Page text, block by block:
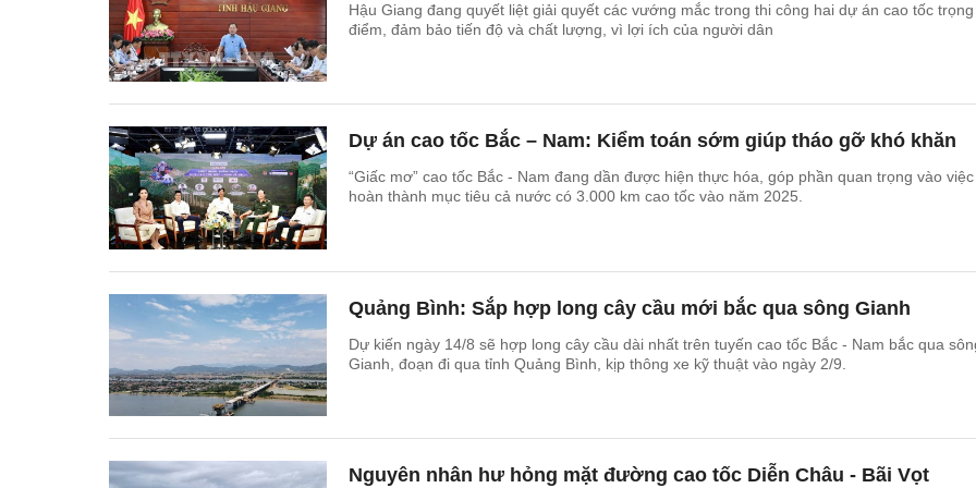
Hậu Giang đang quyết liệt giải quyết các vướng mắc trong thi công hai dự án cao tốc trọng
điểm, đảm bảo tiến độ và chất lượng, vì lợi ích của người dân
Dự án cao tốc Bắc – Nam: Kiểm toán sớm giúp tháo gỡ khó khăn
“Giấc mơ” cao tốc Bắc - Nam đang dần được hiện thực hóa, góp phần quan trọng vào việc
hoàn thành mục tiêu cả nước có 3.000 km cao tốc vào năm 2025.
Quảng Bình: Sắp hợp long cây cầu mới bắc qua sông Gianh
Dự kiến ngày 14/8 sẽ hợp long cây cầu dài nhất trên tuyến cao tốc Bắc - Nam bắc qua
Gianh, đoạn đi qua tỉnh Quảng Bình, kịp thông xe kỹ thuật vào ngày 2/9.
Nguyên nhân hư hỏng mặt đường cao tốc Diễn Châu - Bãi Vọt